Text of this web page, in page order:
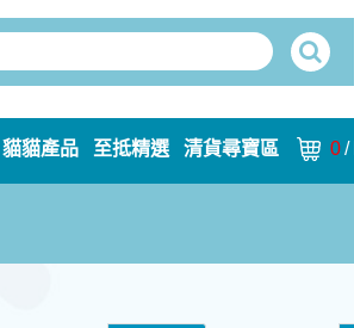
貓貓產品 至抵精選 清貨尋寶區 0/